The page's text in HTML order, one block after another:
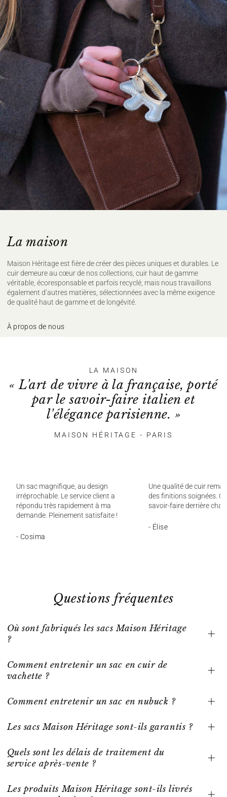
La maison
Maison Héritage est fière de créer des pièces uniques et durables. Le
cuir demeure au cœur de nos collections, cuir haut de gamme
véritable, écoresponsable et parfois recyclé, mais nous travaillons
également d’autres matières, sélectionnées avec la même exigence
de qualité haut de gamme et de longévité.
À propos de nous
LA MAISON
« L'art de vivre à la française, porté
par le savoir-faire italien et
l'élégance parisienne. »
MAISON HÉRITAGE - PARIS
Un sac magnifique, au design
irréprochable. Le service client a
répondu très rapidement à ma
demande. Pleinement satisfaite !
- Cosima
Une qualité de cuir
des finitions soignées.
savoir-faire derrière
- Élise
Questions fréquentes
Où sont fabriqués les sacs Maison Héritage
?
Comment entretenir un sac en cuir de
vachette ?
Comment entretenir un sac en nubuck ?
Les sacs Maison Héritage sont-ils garantis ?
Quels sont les délais de traitement du
service après-vente ?
Les produits Maison Héritage sont-ils livrés